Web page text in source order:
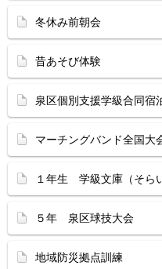
冬休み前朝会
昔あそび体験
泉区個別支援学級合同宿
マーチングバンド全国大
１年生 学級文庫（そら
５年 泉区球技大会
地域防災拠点訓練